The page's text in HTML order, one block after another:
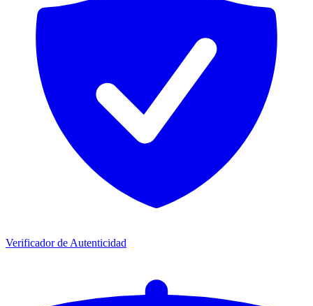
Verificador de Autenticidad